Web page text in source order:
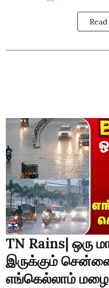
TN Rains| ஒரு
இருக்கும்
எங்கெல்லாம் மழை